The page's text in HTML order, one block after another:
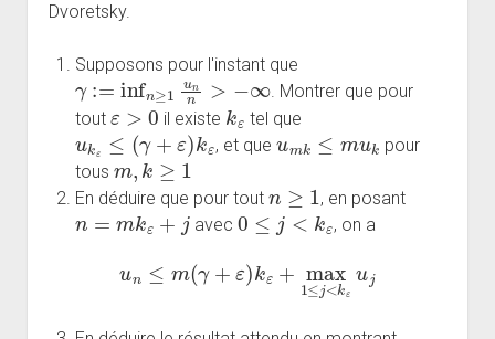
Dvoretsky.
Supposons pour l'instant que
γ:=infn≥1unn> −∞
. Montrer que pour
tout
ε>0
il existe
k
tel que
ukε≤(γ+ ε )kε
, et que
um ≤m
pour
tous
m ,k≥ 1
En déduire que pour tout
≥1
, en posant
n= mkε+j
avec
0≤j<kε
, on a
u ≤m(γ+ε k ε+max 1≤j<k εu